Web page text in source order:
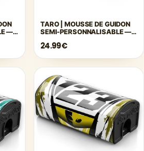
—
TARO | MOUSSE DE GUIDON
SEMI-PERSONNALISABLE —
24.99€